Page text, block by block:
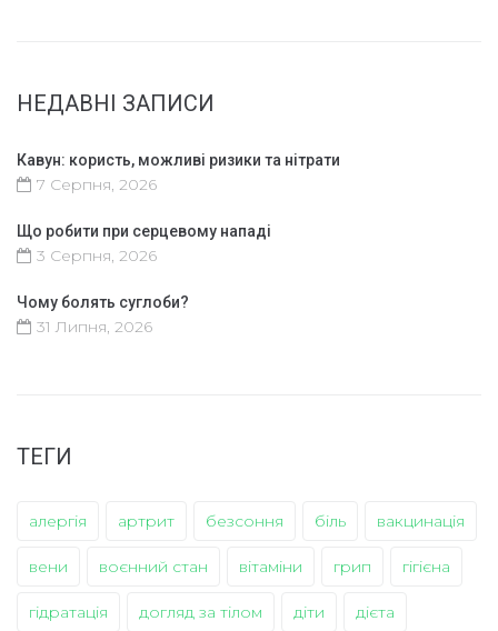
НЕДАВНІ ЗАПИСИ
Кавун: користь, можливі ризики та нітрати
7 Серпня, 2026
Що робити при серцевому нападі
3 Серпня, 2026
Чому болять суглоби?
31 Липня, 2026
ТЕГИ
алергія артрит безсоння біль вакцинація
вени воєнний стан вітаміни грип гігієна
гідратація догляд за тілом діти дієта